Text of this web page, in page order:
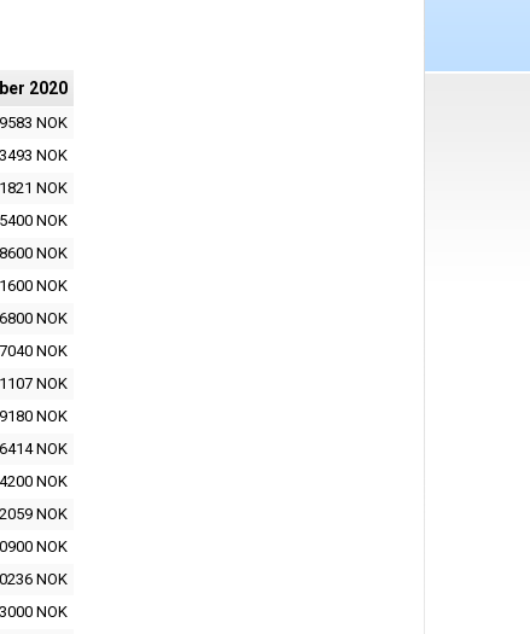
2020
NOK
NOK
NOK
NOK
NOK
NOK
NOK
NOK
NOK
NOK
NOK
NOK
NOK
NOK
NOK
NOK